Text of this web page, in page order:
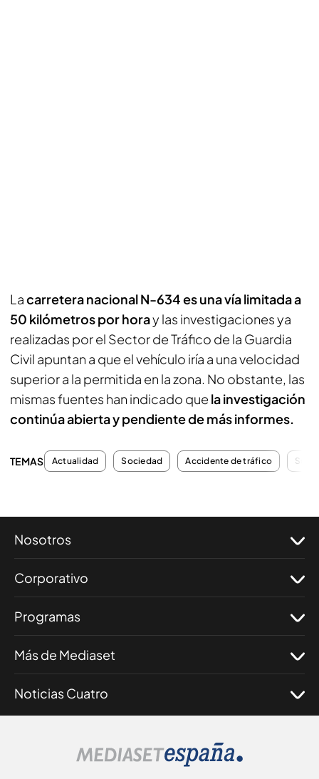
Lacarretera nacional N-634 es una vía limitada a
50 kilómetros por horay las investigaciones ya
realizadas por el Sector de Tráfico de la Guardia
Civil apuntan a que el vehículo iría a una velocidad
superior a la permitida en la zona. No obstante, las
mismas fuentes han indicado que la investigación
continúa abierta y pendiente de más informes.
TEMAS Actualidad Sociedad Accidente de tráfico
Nosotros
Corporativo
Programas
Más de Mediaset
Noticias Cuatro